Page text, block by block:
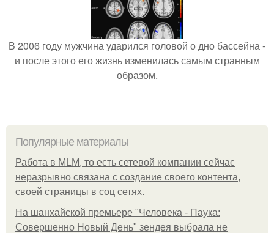
В 2006 году мужчина ударился головой о дно бассейна -
и после этого его жизнь изменилась самым странным
образом.
Популярные материалы
Работа в MLM, то есть сетевой компании сейчас
неразрывно связана с создание своего контента,
своей страницы в соц сетях.
На шанхайской премьере "Человека - Паука:
Совершенно Новый День" зендея выбрала не